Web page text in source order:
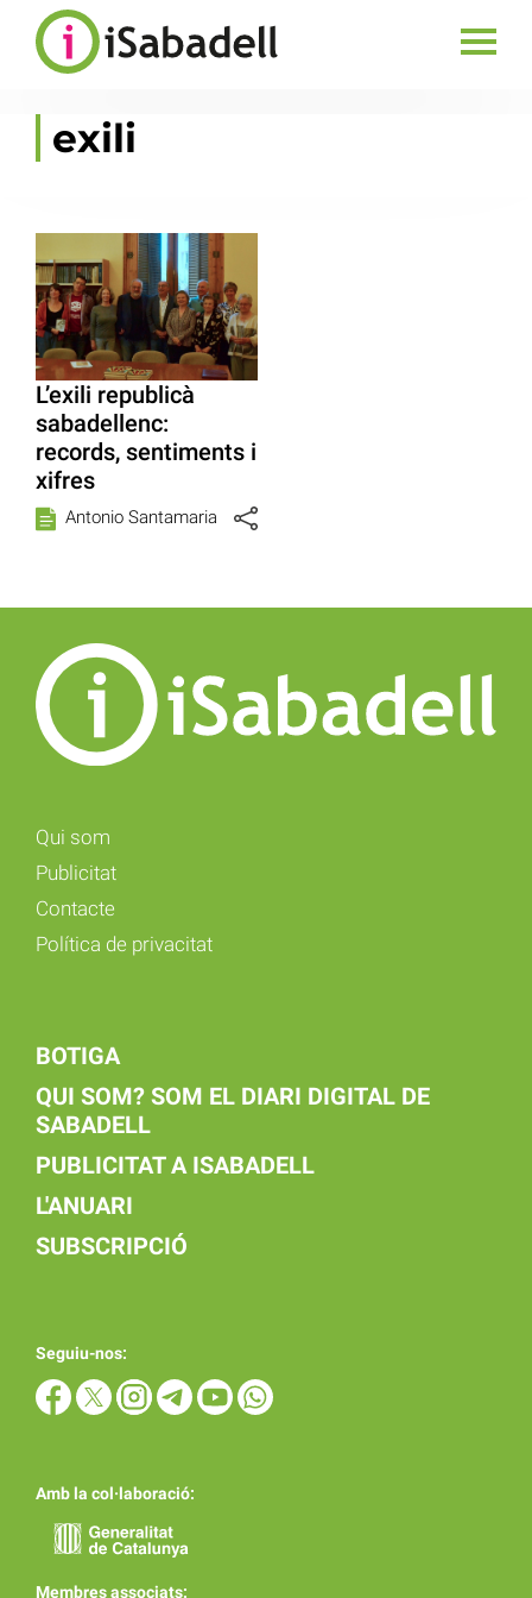
exili
L’exili republicà
sabadellenc:
records, sentiments i
xifres
Antonio Santamaria
Qui som
Publicitat
Contacte
Política de privacitat
BOTIGA
QUI SOM? SOM EL DIARI DIGITAL DE
SABADELL
PUBLICITAT A ISABADELL
L'ANUARI
SUBSCRIPCIÓ
Seguiu-nos:
Amb la col·laboració:
Membres associats: